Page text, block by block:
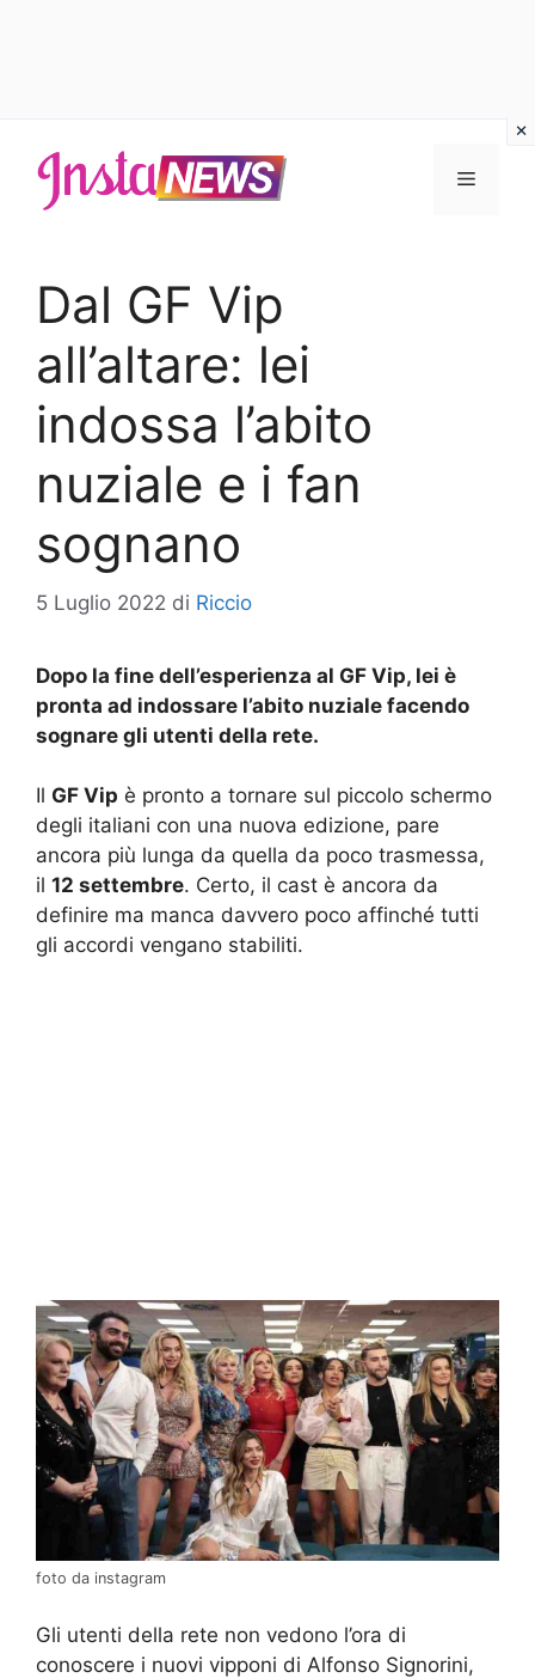
contenuto
Menu
Dal GF Vip
all’altare: lei
indossa l’abito
nuziale e i fan
sognano
5 Luglio 2022 di Riccio
Dopo la fine dell’esperienza al GF Vip, lei è
pronta ad indossare l’abito nuziale facendo
sognare gli utenti della rete.
Il GF Vip è pronto a tornare sul piccolo schermo
degli italiani con una nuova edizione, pare
ancora più lunga da quella da poco trasmessa,
il 12 settembre. Certo, il cast è ancora da
definire ma manca davvero poco affinché tutti
gli accordi vengano stabiliti.
foto da instagram
Gli utenti della rete non vedono l’ora di
conoscere i nuovi vipponi di Alfonso Signorini,